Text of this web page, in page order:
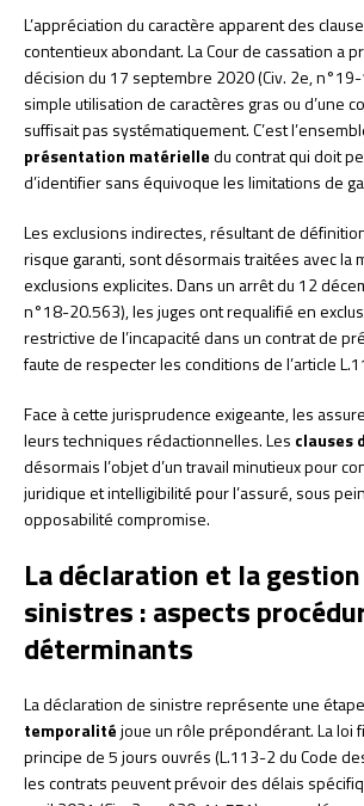
L’appréciation du caractère apparent des
contentieux abondant. La Cour de cassation a
décision du 17 septembre 2020 (Civ. 2e,
simple utilisation de caractères gras ou d’une
suffisait pas systématiquement. C’est
présentation matérielledu contrat qui doit
d’identifier sans équivoque les limitations de
Les exclusions indirectes, résultant de
risque garanti, sont désormais traitées avec la
exclusions explicites. Dans un arrêt du 12
n°18-20.563), les juges ont requalifié en
restrictive de l’incapacité dans un contrat de
faute de respecter les conditions de l’article
Face à cette jurisprudence exigeante, les
leurs techniques rédactionnelles. Les clauses
désormais l’objet d’un travail minutieux pour
juridique et intelligibilité pour l’assuré, sous
opposabilité compromise.
La déclaration et la
sinistres : aspects
déterminants
La déclaration de sinistre représente une
temporalitéjoue un rôle prépondérant. La loi
principe de 5 jours ouvrés (L.113-2 du Code
les contrats peuvent prévoir des délais